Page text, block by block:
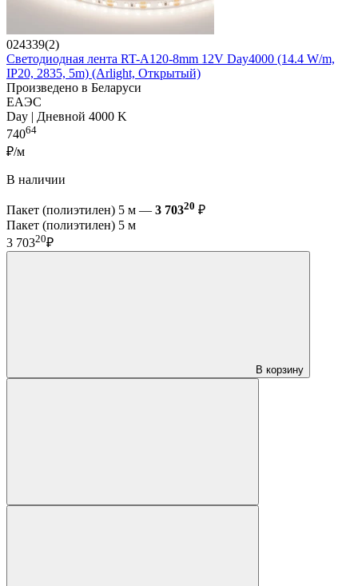
024339(2)
Светодиодная лента RT-A120-8mm 12V Day4000 (14.4 W/m,
IP20, 2835, 5m) (Arlight, Открытый)
Произведено в Беларуси
ЕАЭС
Day | Дневной 4000 K
74064
₽/м
В наличии
Пакет (полиэтилен) 5 м — 3 70320 ₽
Пакет (полиэтилен) 5 м
3 70320₽
В корзину